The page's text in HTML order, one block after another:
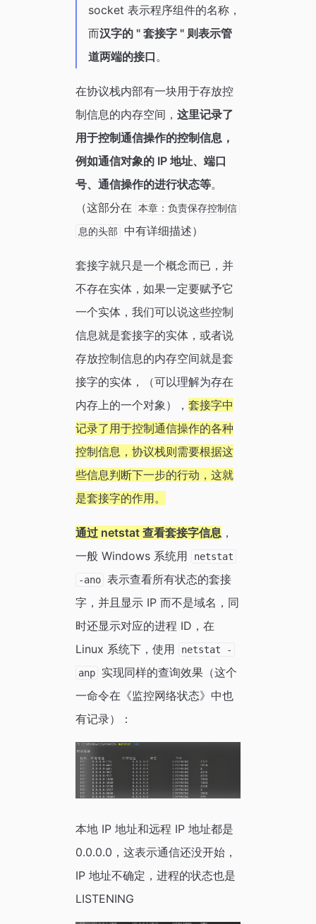
socket 表示程序组件的名称，
而汉字的 " 套接字 " 则表示管
道两端的接口 。
在协议栈内部有一块用于存放控
制信息的内存空间， 这里记录了
用于控制通信操作的控制信息，
例如通信对象的 IP 地址、端口
号、通信操作的进行状态等。
（这部分在
本章：负责保存控制信
息的头部 中有详细描述）
套接字就只是一个概念而已，并
不存在实体，如果一定要赋予它
一个实体，我们可以说这些控制
信息就是套接字的实体，或者说
存放控制信息的内存空间就是套
接字的实体，（可以理解为存在
内存上的一个对象）， 套接字中
记录了用于控制通信操作的各种
控制信息，协议栈则需要根据这
些信息判断下一步的行动，这就
是套接字的作用。
通过 netstat 查看套接字信息 ，
一般 Windows 系统用
netstat
-ano 表示查看所有状态的套接
字，并且显示 IP 而不是域名，同
时还显示对应的进程 ID，在
Linux 系统下，使用
netstat -
anp
实现同样的查询效果（这个
一命令在《监控网络状态》中也
有记录）：
本地 IP 地址和远程 IP 地址都是
0.0.0.0，这表示通信还没开始，
IP 地址不确定，进程的状态也是
LISTENING